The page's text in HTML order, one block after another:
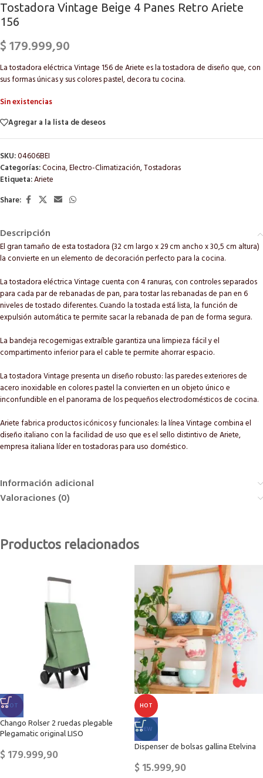
Tostadora Vintage Beige 4 Panes Retro Ariete
156
$179.999,90
La tostadora eléctrica Vintage 156 de Ariete es la tostadora de diseño que, con
sus formas únicas y sus colores pastel, decora tu cocina.
Sin existencias
Agregar a la lista de deseos
SKU:04606BEI
Categorías:Cocina,Electro-Climatización,Tostadoras
Etiqueta:Ariete
Share:
Descripción
El gran tamaño de esta tostadora (32 cm largo x 29 cm ancho x 30,5 cm altura)
la convierte en un elemento de decoración perfecto para la cocina.
La tostadora eléctrica Vintage cuenta con 4 ranuras, con controles separados
para cada par de rebanadas de pan, para tostar las rebanadas de pan en 6
niveles de tostado diferentes. Cuando la tostada está lista, la función de
expulsión automática te permite sacar la rebanada de pan de forma segura.
La bandeja recogemigas extraíble garantiza una limpieza fácil y el
compartimento inferior para el cable te permite ahorrar espacio.
La tostadora Vintage presenta un diseño robusto: las paredes exteriores de
acero inoxidable en colores pastel la convierten en un objeto único e
inconfundible en el panorama de los pequeños electrodomésticos de cocina.
Ariete fabrica productos icónicos y funcionales: la línea Vintage combina el
diseño italiano con la facilidad de uso que es el sello distintivo de Ariete,
empresa italiana líder en tostadoras para uso doméstico.
Información adicional
Valoraciones (0)
Productos relacionados
HOT
Chango Rolser 2 ruedas plegable
Plegamatic original LISO
$179.999,90
HOT
NEW
Dispenser de bolsas gallina Etelvina
$15.999,90